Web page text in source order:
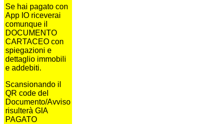
Se hai pagato con
App IO riceverai
comunque il
DOCUMENTO
CARTACEO con
spiegazioni e
dettaglio immobili
e addebiti.
Scansionando il
QR code del
Documento/Avviso
risulterà GIA
PAGATO